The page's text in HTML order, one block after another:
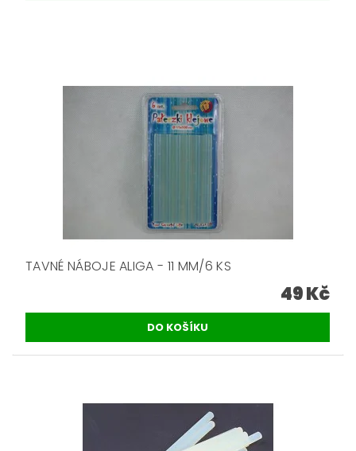
TAVNÉ NÁBOJE ALIGA - 11 MM/6 KS
49 Kč